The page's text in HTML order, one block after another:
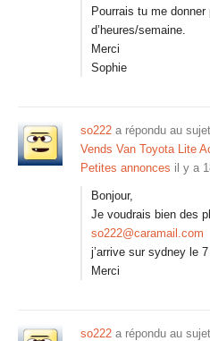
Pourrais tu me
d’heures/semaine.
Merci
Sophie
so222 a répondu au sujet
Vends Van Toyota Lite
Petites annonces il y a
Bonjour,
Je voudrais bien des
so222@caramail.com
j’arrive sur sydney le
Merci
so222 a répondu au sujet